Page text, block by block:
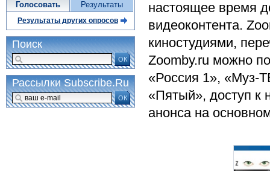
настоящее время
видеоконтента.
киностудиями,
Zoomby.ru можно
«Россия 1», «Муз-
«Пятый», доступ к
анонса на
Голосовать Результаты
Результаты других опросов
Поиск
ОК
Рассылки Subscribe.Ru
ОК